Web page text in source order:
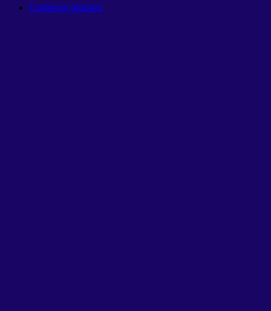
Carteiras globais